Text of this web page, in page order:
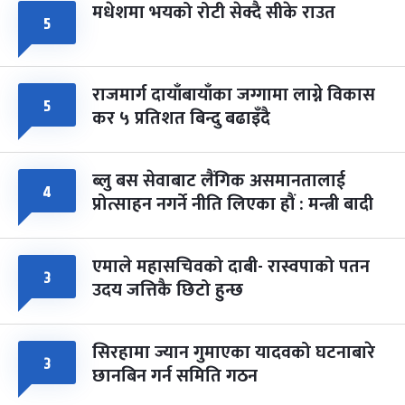
५ मधेशमा भयको रोटी सेक्दै सीके राउत
५ राजमार्ग दायाँबायाँका जग्गामा लाग्ने विकास
कर ५ प्रतिशत बिन्दु बढाइँदै
४ ब्लु बस सेवाबाट लैंगिक असमानतालाई
प्रोत्साहन नगर्ने नीति लिएका हौं : मन्त्री बादी
३ एमाले महासचिवको दाबी- रास्वपाको पतन
उदय जत्तिकै छिटो हुन्छ
३ सिरहामा ज्यान गुमाएका यादवको घटनाबारे
छानबिन गर्न समिति गठन